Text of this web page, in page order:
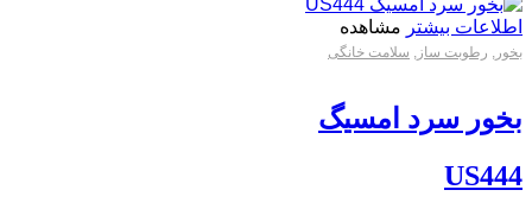
اطلاعات بیشتر مشاهده
بخور , رطوبت ساز , سلامت خانگی
بخور سرد امسیگ
US444